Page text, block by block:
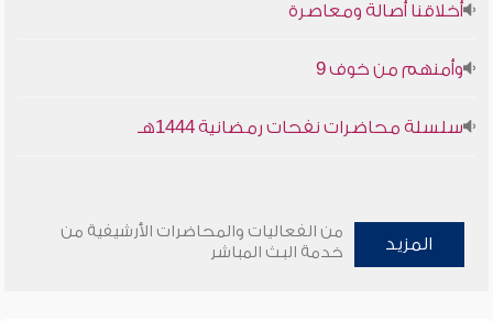
أخلاقنا أصالة ومعاصرة
وأمنهم من خوف 9
سلسلة محاضرات نفحات رمضانية 1444هـ
المزيد
من الفعاليات والمحاضرات الأرشيفية من
خدمة البث المباشر